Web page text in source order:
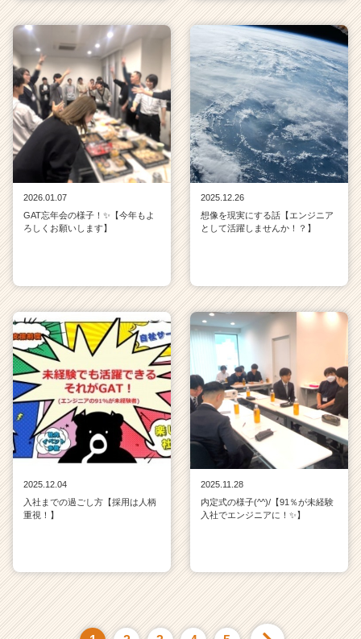
2026.01.07
GAT忘年会の様子！✨【今年もよ
ろしくお願いします】
2025.12.26
想像を現実にする話【エンジニア
として活躍しませんか！？】
2025.12.04
入社までの過ごし方【採用は人柄
重視！】
2025.11.28
内定式の様子(^^)/【91％が未経験
入社でエンジニアに！✨】